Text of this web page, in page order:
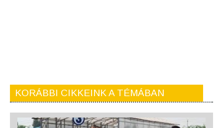
KORÁBBI CIKKEINK A TÉMÁBAN